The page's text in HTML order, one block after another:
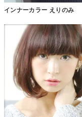
インナーカラー えりのみ